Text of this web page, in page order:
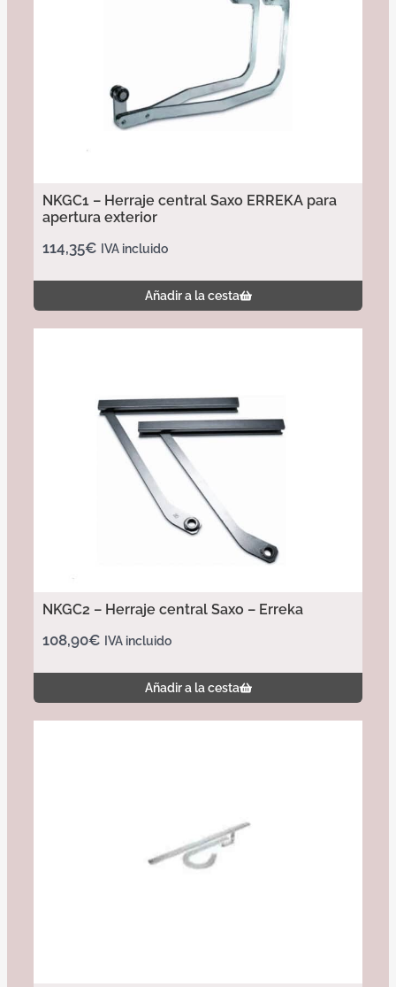
NKGC1 – Herraje central Saxo ERREKA para
apertura exterior
114,35€ IVA incluido
Añadir a la cesta
NKGC2 – Herraje central Saxo – Erreka
108,90€ IVA incluido
Añadir a la cesta